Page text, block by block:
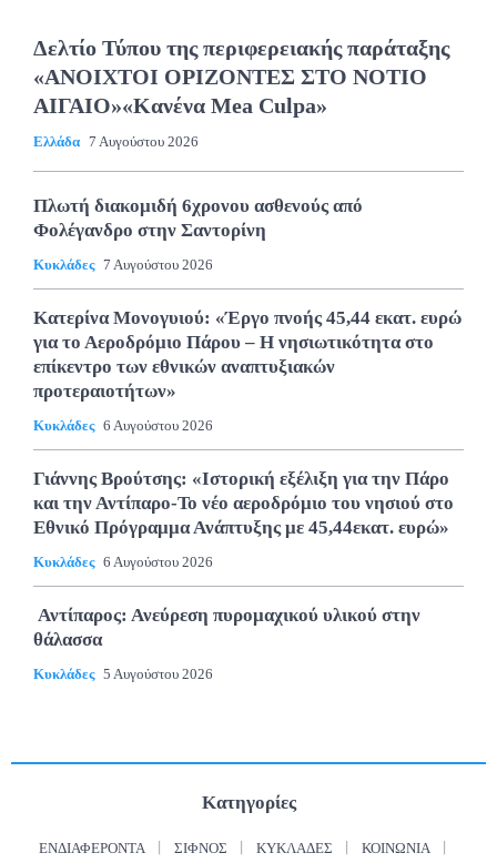
Δελτίο Τύπου της περιφερειακής παράταξης
«ΑΝΟΙΧΤΟΙ ΟΡΙΖΟΝΤΕΣ ΣΤΟ ΝΟΤΙΟ
ΑΙΓΑΙΟ»«Κανένα Mea Culpa»
Ελλάδα 7 Αυγούστου 2026
Πλωτή διακομιδή 6χρονου ασθενούς από
Φολέγανδρο στην Σαντορίνη
Κυκλάδες 7 Αυγούστου 2026
Κατερίνα Μονογυιού: «Έργο πνοής 45,44 εκατ. ευρώ
για το Αεροδρόμιο Πάρου – Η νησιωτικότητα στο
επίκεντρο των εθνικών αναπτυξιακών
προτεραιοτήτων»
Κυκλάδες 6 Αυγούστου 2026
Γιάννης Βρούτσης: «Ιστορική εξέλιξη για την Πάρο
και την Αντίπαρο-Το νέο αεροδρόμιο του νησιού στο
Εθνικό Πρόγραμμα Ανάπτυξης με 45,44εκατ. ευρώ»
Κυκλάδες 6 Αυγούστου 2026
Αντίπαρος: Ανεύρεση πυρομαχικού υλικού στην
θάλασσα
Κυκλάδες 5 Αυγούστου 2026
Κατηγορίες
ΕΝΔΙΑΦΈΡΟΝΤΑ ΣΊΦΝΟΣ ΚΥΚΛΆΔΕΣ ΚΟΙΝΩΝΊΑ